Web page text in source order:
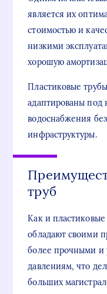
является их
стоимостью и
низкими
хорошую
Пластиковые
адаптированы под
водоснабжения
инфраструктуры.
труб
Как и
обладают своими
более прочными и
давлениям, что
больших